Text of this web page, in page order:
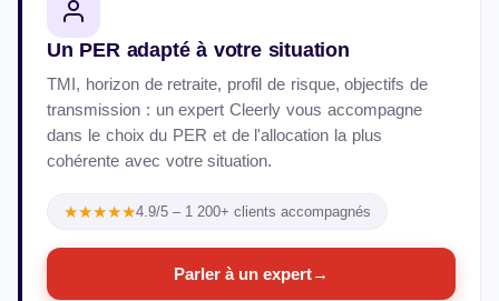
Un PER adapté à votre situation
TMI, horizon de retraite, profil de risque, objectifs de
transmission : un expert Cleerly vous accompagne
dans le choix du PER et de l'allocation la plus
cohérente avec votre situation.
★★★★★4.9/5 – 1 200+ clients accompagnés
Parler à un expert→